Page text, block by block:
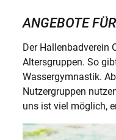
ANGEBOTE
Der Hallenbadverein
Altersgruppen. So
Wassergymnastik.
Nutzergruppen
uns ist viel möglich,